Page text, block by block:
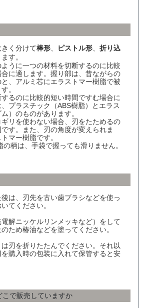
く分けて棒形 ピストル形
折り込
す。
うに一つの材料を切断するのに比較
に適します。握り部は、昔ながらの
、アルミ芯にエラストマー樹脂で被
。
るのに比較的短い時間ですむ場合に
プラスチック（ABS樹脂）とエラス
）のものがあります。
ギリを使わない場合、刃をたためるの
す。また、刃の角度が変えられま
マー樹脂です。
柄は、手袋で握っても滑りません。
は、刃先を古い歯ブラシなどを使っ
てください。
解ニッケルリンメッキなど）をして
ため椿油などを塗ってください。
刃を折りたたんでください。それ以
購入時の包装に入れて保管すると安
こで販売していますか